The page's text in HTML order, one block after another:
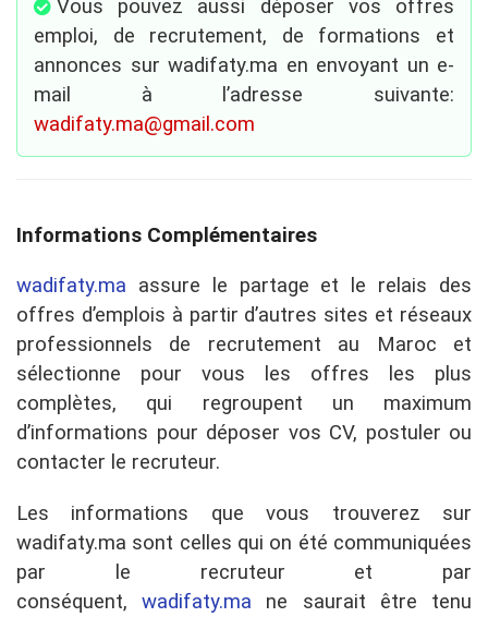
Vous pouvez aussi déposer vos offres
emploi, de recrutement, de formations et
annonces sur wadifaty.ma en envoyant un e-
mail à l’adresse suivante:
wadifaty.ma@gmail.com
Informations Complémentaires
wadifaty.ma assure le partage et le relais des
offres d’emplois à partir d’autres sites et réseaux
professionnels de recrutement au Maroc et
sélectionne pour vous les offres les plus
complètes, qui regroupent un maximum
d’informations pour déposer vos CV, postuler ou
contacter le recruteur.
Les informations que vous trouverez sur
wadifaty.ma sont celles qui on été communiquées
par le recruteur et par
conséquent,wadifaty.ma ne saurait être tenu